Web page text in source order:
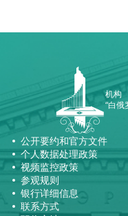
机构
“白俄
公开要约和官方文件
个人数据处理政策
视频监控政策
参观规则
银行详细信息
联系方式